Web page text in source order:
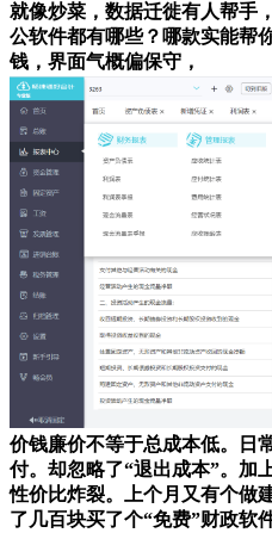
就像炒菜，数据迁徙有人帮手
公软件都有哪些？哪款实能帮
钱，界面气概偏保守，
价钱廉价不等于总成本低。日
付。却忽略了“退出成本”。加
性价比炸裂。上个月又有个
了几百块买了个“免费”财政